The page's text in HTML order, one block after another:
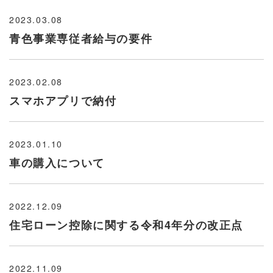
2023.03.08
青色事業専従者給与の要件
2023.02.08
スマホアプリで納付
2023.01.10
車の購入について
2022.12.09
住宅ローン控除に関する令和4年分の改正点
2022.11.09